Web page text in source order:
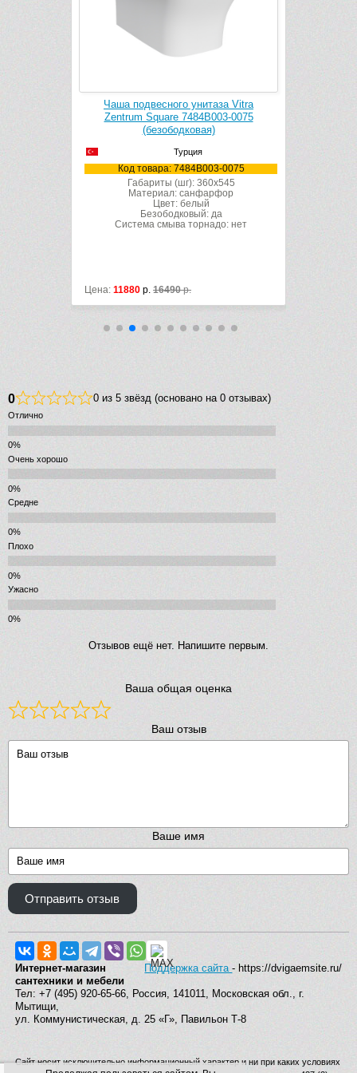
Чаша подвесного унитаза Vitra
Zentrum Square 7484B003-0075
(безободковая)
Турция
Код товара: 7484B003-0075
Габариты (шг): 360x545
Материал: санфарфор
Цвет: белый
Безободковый: да
Система смыва торнадо: нет
Цена: 11880 р. 16490р.
0 0 из 5 звёзд (основано на 0 отзывах)
Отлично
Очень хорошо
Средне
Плохо
Ужасно
Отзывов ещё нет. Напишите первым.
Ваша общая оценка
Ваш отзыв
Ваше имя
Отправить отзыв
Поддержка сайта- https://dvigaemsite.ru/
Интернет-магазин
сантехники и мебели
Тел: +7 (495) 920-65-66, Россия, 141011, Московская обл., г.
Мытищи,
ул. Коммунистическая, д. 25 «Г», Павильон Т-8
Сайт носит исключительно информационный характер и ни при каких условиях